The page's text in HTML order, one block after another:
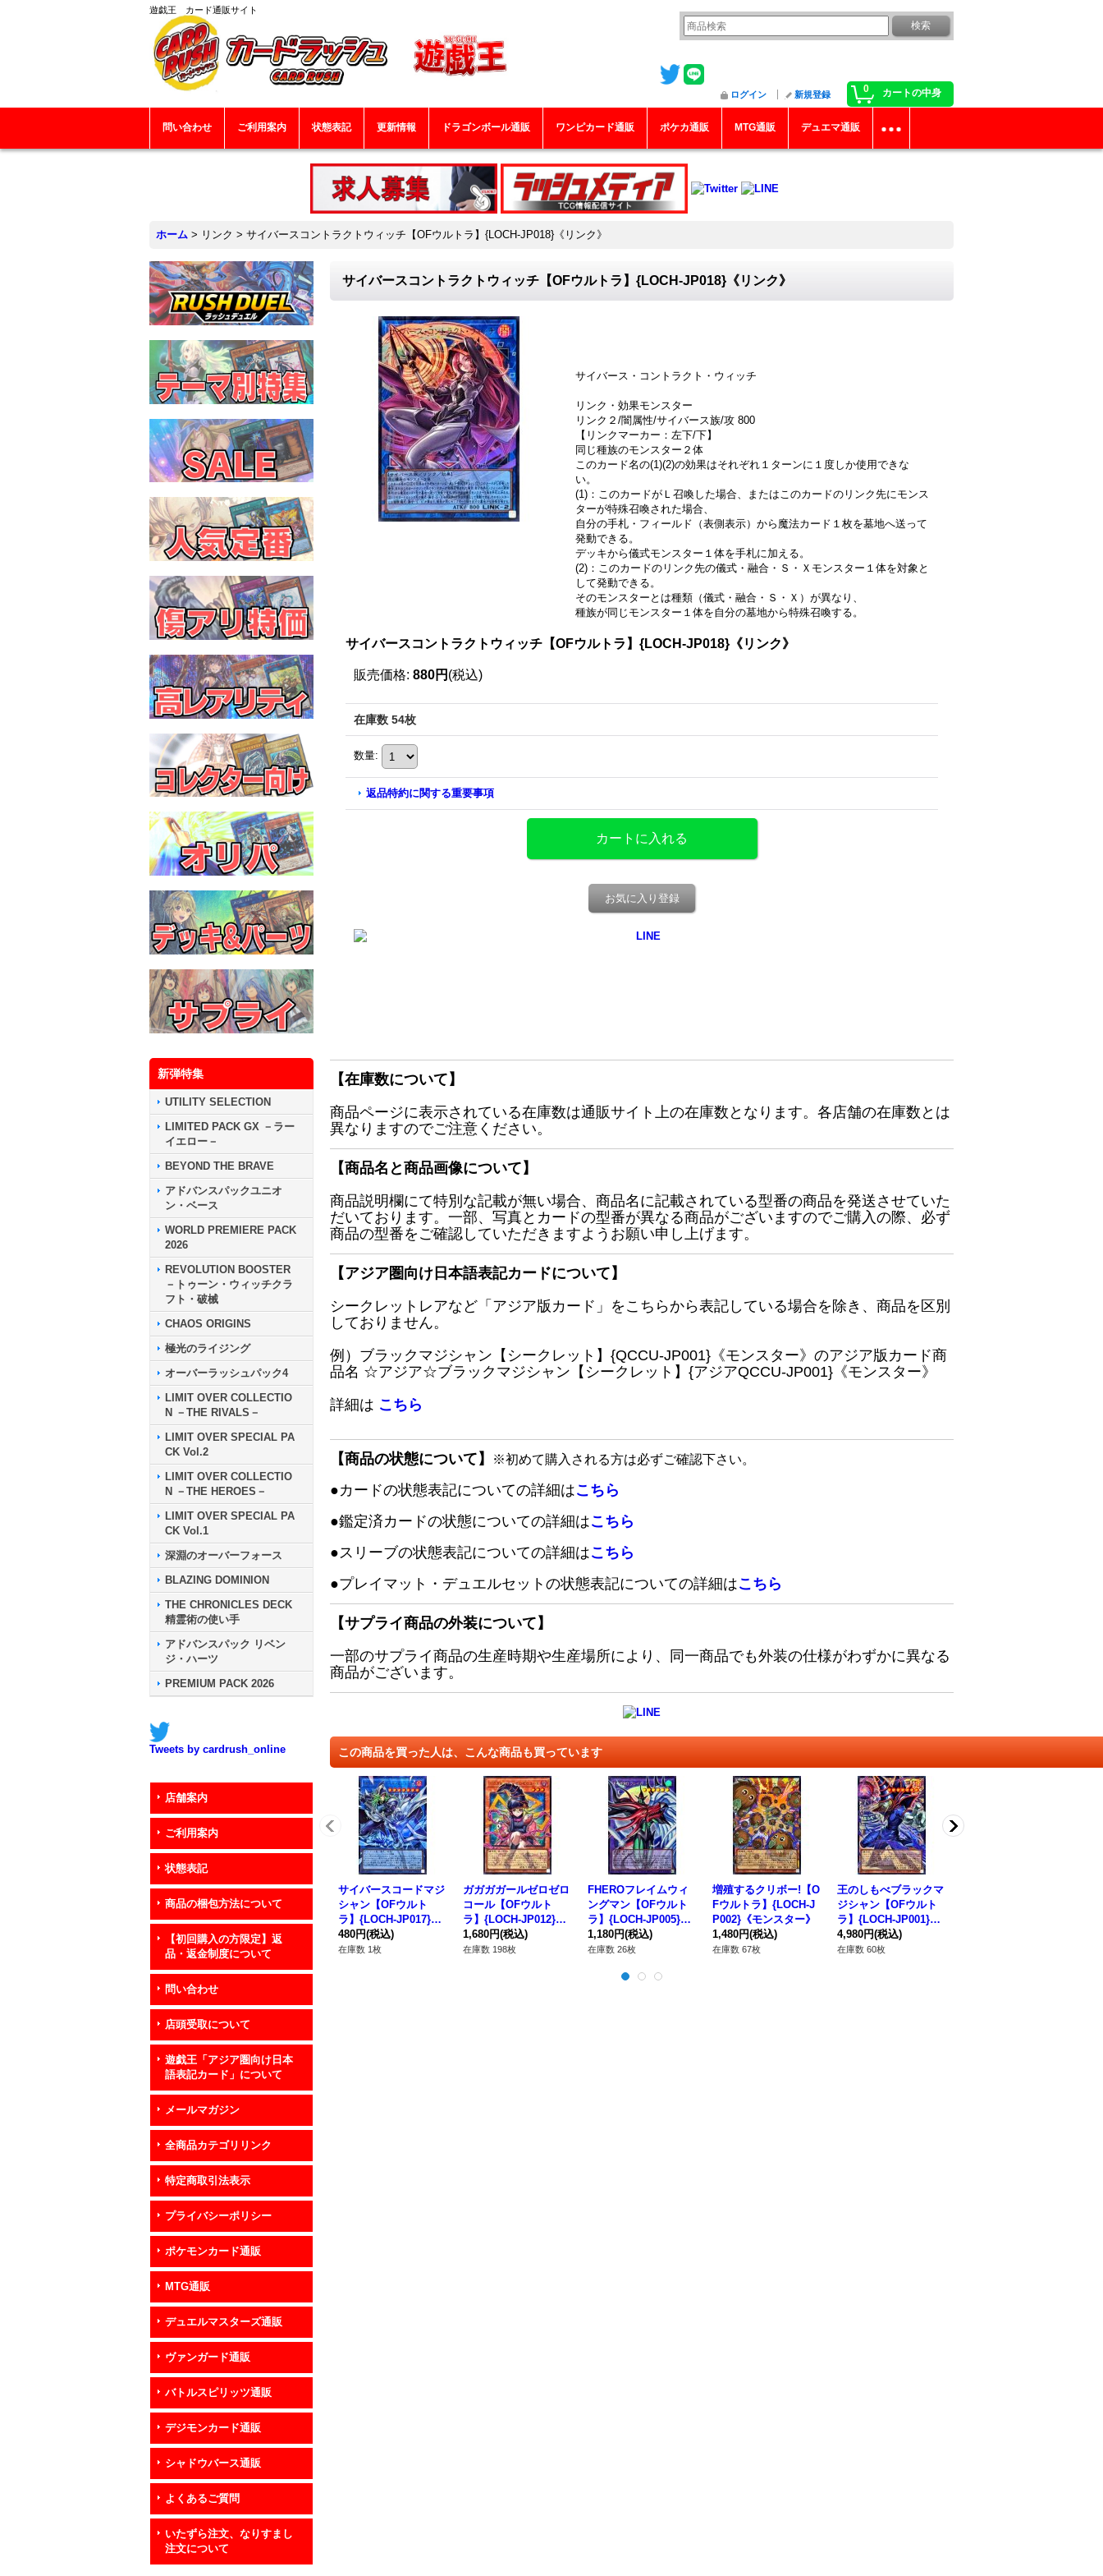
遊戯王 カード通販サイト
0 カートの中身
ログイン 新規登録
問い合わせ ご利用案内 状態表記 更新情報 ドラゴンボール通販 ワンピカード通販 ポケカ通販 MTG通販 デュエマ通販
ホーム > リンク > サイバースコントラクトウィッチ【OFウルトラ】{LOCH-JP018}《リンク》
新弾特集
UTILITY SELECTION
LIMITED PACK GX －ラー
イエロー－
BEYOND THE BRAVE
アドバンスパックユニオ
ン・ベース
WORLD PREMIERE PACK
2026
REVOLUTION BOOSTER
－トゥーン・ウィッチクラ
フト・破械
CHAOS ORIGINS
極光のライジング
オーバーラッシュパック4
LIMIT OVER COLLECTIO
N －THE RIVALS－
LIMIT OVER SPECIAL PA
CK Vol.2
LIMIT OVER COLLECTIO
N －THE HEROES－
LIMIT OVER SPECIAL PA
CK Vol.1
深淵のオーバーフォース
BLAZING DOMINION
THE CHRONICLES DECK
精霊術の使い手
アドバンスパック リベン
ジ・ハーツ
PREMIUM PACK 2026
Tweets by cardrush_online
店舗案内
ご利用案内
状態表記
商品の梱包方法について
【初回購入の方限定】返
品・返金制度について
問い合わせ
店頭受取について
遊戯王「アジア圏向け日本
語表記カード」について
メールマガジン
全商品カテゴリリンク
特定商取引法表示
プライバシーポリシー
ポケモンカード通販
MTG通販
デュエルマスターズ通販
ヴァンガード通販
バトルスピリッツ通販
デジモンカード通販
シャドウバース通販
よくあるご質問
いたずら注文、なりすまし
注文について
サイバースコントラクトウィッチ【OFウルトラ】{LOCH-JP018}《リンク》
サイバース・コントラクト・ウィッチ
リンク・効果モンスター
リンク２/闇属性/サイバース族/攻 800
【リンクマーカー：左下/下】
同じ種族のモンスター２体
このカード名の(1)(2)の効果はそれぞれ１ターンに１度しか使用できな
い。
(1)：このカードがＬ召喚した場合、またはこのカードのリンク先にモンス
ターが特殊召喚された場合、
自分の手札・フィールド（表側表示）から魔法カード１枚を墓地へ送って
発動できる。
デッキから儀式モンスター１体を手札に加える。
(2)：このカードのリンク先の儀式・融合・Ｓ・Ｘモンスター１体を対象と
して発動できる。
そのモンスターとは種類（儀式・融合・Ｓ・Ｘ）が異なり、
種族が同じモンスター１体を自分の墓地から特殊召喚する。
サイバースコントラクトウィッチ【OFウルトラ】{LOCH-JP018}《リンク》
販売価格: 880円 (税込)
在庫数 54枚
数量:
返品特約に関する重要事項
お気に入り登録
【在庫数について】
商品ページに表示されている在庫数は通販サイト上の在庫数となります。各店舗の在庫数とは
異なりますのでご注意ください。
【商品名と商品画像について】
商品説明欄にて特別な記載が無い場合、商品名に記載されている型番の商品を発送させていた
だいております。一部、写真とカードの型番が異なる商品がございますのでご購入の際、必ず
商品の型番をご確認していただきますようお願い申し上げます。
【アジア圏向け日本語表記カードについて】
シークレットレアなど「アジア版カード」をこちらから表記している場合を除き、商品を区別
しておりません。
例）ブラックマジシャン【シークレット】{QCCU-JP001}《モンスター》のアジア版カード商
品名 ☆アジア☆ブラックマジシャン【シークレット】{アジアQCCU-JP001}《モンスター》
詳細は こちら
【商品の状態について】 ※初めて購入される方は必ずご確認下さい。
●カードの状態表記についての詳細はこちら
●鑑定済カードの状態についての詳細はこちら
●スリーブの状態表記についての詳細はこちら
●プレイマット・デュエルセットの状態表記についての詳細はこちら
【サプライ商品の外装について】
一部のサプライ商品の生産時期や生産場所により、同一商品でも外装の仕様がわずかに異なる
商品がございます。
この商品を買った人は、こんな商品も買っています
サイバースコードマジ
シャン【OFウルト
ラ】{LOCH-JP017}
《儀式》
480円(税込)
在庫数 1枚
ガガガガールゼロゼロ
コール【OFウルト
ラ】{LOCH-JP012}
《モンスター》
1,680円(税込)
在庫数 198枚
FHEROフレイムウィ
ングマン【OFウルト
ラ】{LOCH-JP005}
《融合》
1,180円(税込)
在庫数 26枚
増殖するクリボー!【O
Fウルトラ】{LOCH-J
P002}《モンスター》
1,480円(税込)
在庫数 67枚
王のしもべブラックマ
ジシャン【OFウルト
ラ】{LOCH-JP001}
《モンスター》
4,980円(税込)
在庫数 60枚